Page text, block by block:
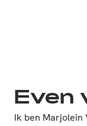
Even
Ik ben Marjolein